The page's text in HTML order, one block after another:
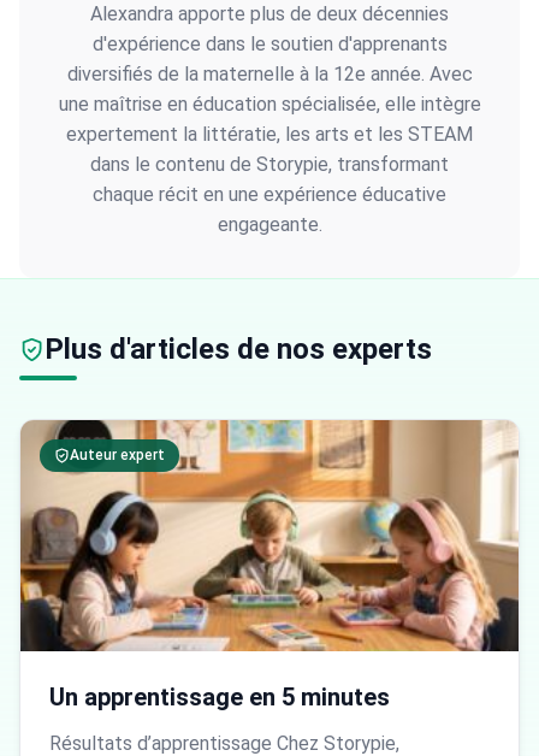
Alexandra apporte plus de deux décennies
d'expérience dans le soutien d'apprenants
diversifiés de la maternelle à la 12e année. Avec
une maîtrise en éducation spécialisée, elle intègre
expertement la littératie, les arts et les STEAM
dans le contenu de Storypie, transformant
chaque récit en une expérience éducative
engageante.
Plus d'articles de nos experts
Auteur expert
Un apprentissage en 5 minutes
Résultats d’apprentissage Chez Storypie,